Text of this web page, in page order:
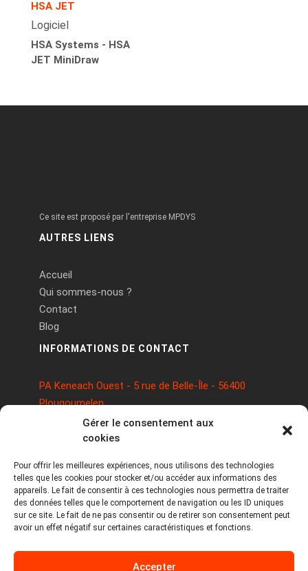
Gérer le consentement aux
cookies
Pour offrir les meilleures expériences, nous utilisons des technologies
telles que les cookies pour stocker et/ou accéder aux informations des
appareils. Le fait de consentir à ces technologies nous permettra de traiter
des données telles que le comportement de navigation ou les ID uniques
sur ce site. Le fait de ne pas consentir ou de retirer son consentement peut
avoir un effet négatif sur certaines caractéristiques et fonctions.
Accepter
HSA JET
Logiciel
HSA Systems - HSA
JET MiniDraw
Ce site est proposé par l'entreprise MPDYS
AUTRES LIENS
Accueil
Qui sommes-nous ?
Contact
Blog
INFORMATIONS DE CONTACT
PA Keneach Ouest - 5 rue de Belle-Île - 56400
Plougoumelen
contact@logiciels-etiquettes.com
09 71 37 25 93
Copyright © 2026 Tous droits réservés -